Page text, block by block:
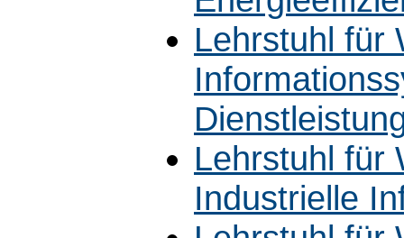
Lehrstuhl für
Lehrstuhl für
Industrielle